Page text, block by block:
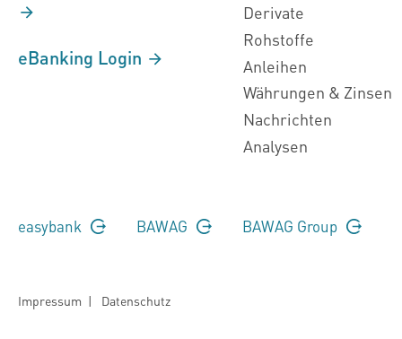
eBanking Login
Derivate
Rohstoffe
Anleihen
Währungen & Zinsen
Nachrichten
Analysen
easybank BAWAG BAWAG Group
Impressum | Datenschutz